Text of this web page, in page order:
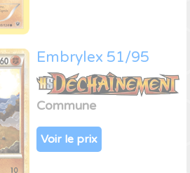
Embrylex 51/95
Commune
Voir le prix